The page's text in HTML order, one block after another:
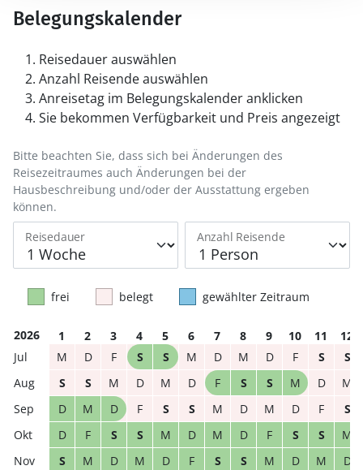
Belegungskalender
Reisedauer auswählen
Anzahl Reisende auswählen
Anreisetag im Belegungskalender anklicken
Sie bekommen Verfügbarkeit und Preis angezeigt
Reisedauer Anzahl Reisende
Bitte beachten Sie, dass sich bei Änderungen des
Reisezeitraumes auch Änderungen bei der
Hausbeschreibung und/oder der Ausstattung ergeben
können.
frei belegt gewählter Zeitraum
2026 1 2 3 4 5 6 7 8 9 10 11
12
M
D F S S M D M D F S
S
S
S M D M D F S S M D
M
D
M D F S S M D M D F
S
D
F S S M D M D F S S
M
S
M D M D F S S M D M
D